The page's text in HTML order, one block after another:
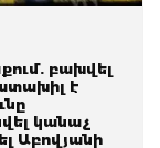
բախվել
է
կանաչ
Աբովյանի